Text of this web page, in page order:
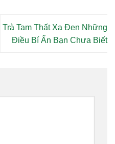
Trà Tam Thất Xạ Đen Những
Điều Bí Ẩn Bạn Chưa Biết